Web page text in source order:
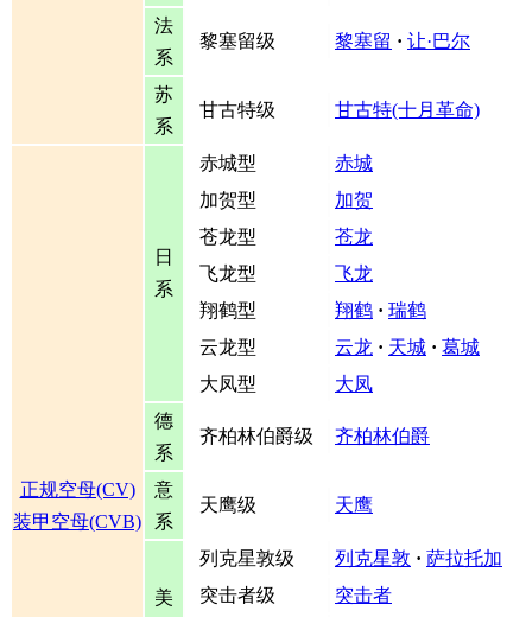
法
系
黎塞留级 黎塞留 · 让·巴尔
苏
系
甘古特级 甘古特(十月革命)
正规空母(CV)
装甲空母(CVB)
日
系
赤城型
赤城
加贺型
加贺
苍龙型
苍龙
飞龙型
飞龙
翔鹤型
翔鹤 · 瑞鹤
云龙型
云龙 · 天城 · 葛城
大凤型
大凤
德
系
齐柏林伯爵级 齐柏林伯爵
意
系
天鹰级 天鹰
美
列克星敦级 列克星敦 · 萨拉托加
突击者级
突击者